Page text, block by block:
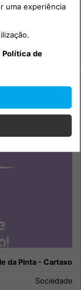
em Marinhais
Sociedade
da Pinta - Cartaxo
Sociedade
uma experiência
Política de